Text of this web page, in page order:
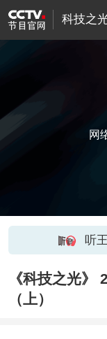
科技之
网
听
《科技之光》
（上）